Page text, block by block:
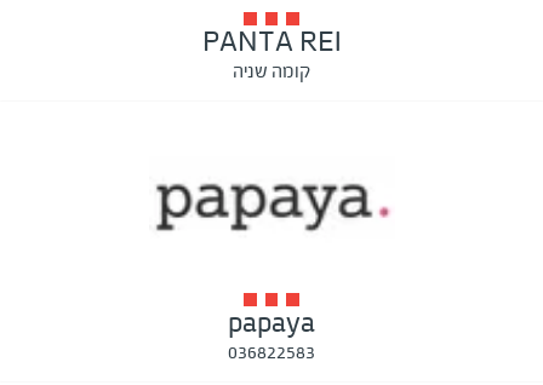
PANTA REI
קומה שניה
papaya
036822583